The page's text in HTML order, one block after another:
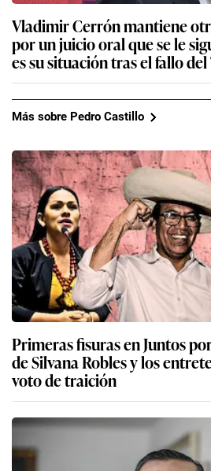
Vladimir Cerrón mantiene
por un juicio oral que se le
es su situación tras el fallo del
Más sobre Pedro Castillo
Primeras fisuras en Juntos
de Silvana Robles y los
voto de traición